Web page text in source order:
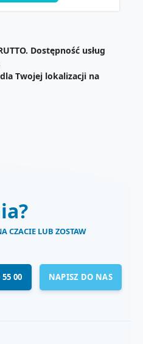
Dostępność usług
Twojej lokalizacji na
CZACIE LUB ZOSTAW
55 00 NAPISZ DO NAS